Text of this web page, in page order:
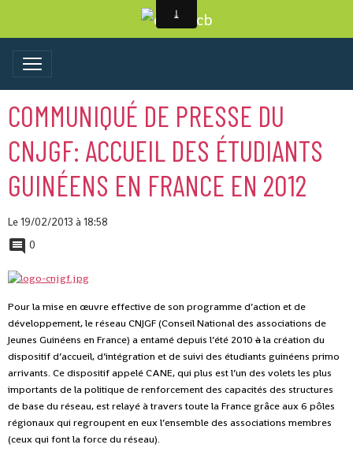
COMMUNIQUÉ DE PRESSE DU
CNJGF: ACCUEIL DES ÉTUDIANTS
GUINÉENS EN FRANCE EN 2012
Le 19/02/2013 à 18:58
0
Pour la mise en œuvre effective de son programme d’action et de
développement, le réseau CNJGF (Conseil National des associations de
Jeunes Guinéens en France) a entamé depuis l’été 2010 àla création du
dispositif d’accueil, d’intégration et de suivi des étudiants guinéens primo
arrivants. Ce dispositif appelé CANE, qui plus est l’un des volets les plus
importants de la politique de renforcement des capacités des structures
de base du réseau, est relayé à travers toute la France grâce aux 6 pôles
régionaux qui regroupent en eux l’ensemble des associations membres
(ceux qui font la force du réseau).